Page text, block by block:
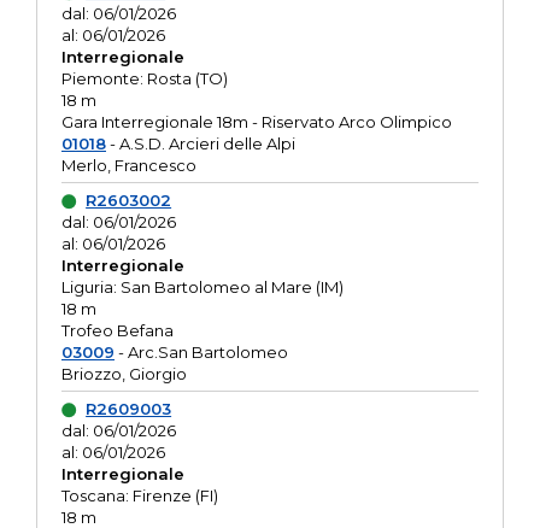
dal: 06/01/2026
al: 06/01/2026
Interregionale
Piemonte: Rosta (TO)
18 m
Gara Interregionale 18m - Riservato Arco Olimpico
01018- A.S.D. Arcieri delle Alpi
Merlo, Francesco
R2603002
dal: 06/01/2026
al: 06/01/2026
Interregionale
Liguria: San Bartolomeo al Mare (IM)
18 m
Trofeo Befana
03009 - Arc.San Bartolomeo
Briozzo, Giorgio
R2609003
dal: 06/01/2026
al: 06/01/2026
Interregionale
Toscana: Firenze (FI)
18 m